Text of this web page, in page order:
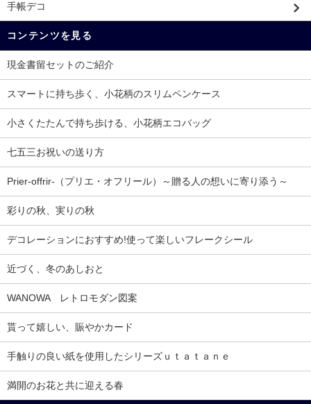
手帳デコ
コンテンツを見る
現金書留セットのご紹介
スマートに持ち歩く、小花柄のスリムペンケース
小さくたたんで持ち歩ける、小花柄エコバッグ
七五三お祝いの送り方
Prier-offrir-（プリエ・オフリール）～贈る人の想いに寄り添う～
彩りの秋、実りの秋
デコレーションにおすすめ!使って楽しいフレークシール
近づく、冬のあしおと
WANOWA レトロモダン図案
貰って嬉しい、賑やかカード
手触りの良い紙を使用したシリーズｕｔａｔａｎｅ
満開のお花と共に迎える春